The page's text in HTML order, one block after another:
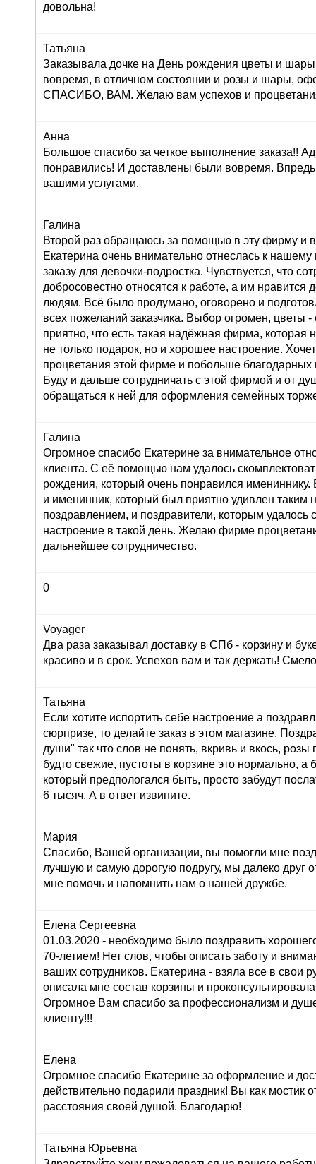
довольна!
Татьяна
Заказывала дочке на День рождения цветы и
вовремя, в отличном состоянии и розы и шары,
СПАСИБО, ВАМ. Желаю вам успехов и
Анна
Большое спасибо за четкое выполнение заказа!!
понравились! И доставлены были вовремя. Впредь
вашими услугами.
Галина
Второй раз обращаюсь за помощью в эту фирму и
Екатерина очень внимательно отнеслась к
заказу для девочки-подростка. Чувствуется, что
добросовестно относятся к работе, а им нравится
людям. Всё было продумано, оговорено и
всех пожеланий заказчика. Выбор огромен, цветы
приятно, что есть такая надёжная фирма, которая
не только подарок, но и хорошее настроение.
процветания этой фирме и побольше благодарных
Буду и дальше сотрудничать с этой фирмой и от
обращаться к ней для оформления семейных
Галина
Огромное спасибо Екатерине за внимательное
клиента. С её помощью нам удалось
рождения, который очень понравился имениннику.
и именинник, который был приятно удивлен таким
поздравлением, и поздравители, которым удалось
настроение в такой день. Желаю фирме
дальнейшее сотрудничество.
0
Voyager
Два раза заказывал доставку в СПб - корзину и
красиво и в срок. Успехов вам и так держать!
Татьяна
Если хотите испортить себе настроение а
сюрпризе, то делайте заказ в этом магазине.
души" так что слов не понять, вкривь и вкось, розы
будто свежие, пустоты в корзине это нормально, а
который предпологался быть, просто забудут
6 тысяч. А в ответ извините.
Мария
Спасибо, Вашей организации, вы помогли мне
лучшую и самую дорогую подругу, мы далеко друг
мне помочь и напомнить нам о нашей дружбе.
Елена Сергеевна
01.03.2020 - необходимо было поздравить
70-летием! Нет слов, чтобы описать заботу и
ваших сотрудников. Екатерина - взяла все в свои
описала мне состав корзины и
Огромное Вам спасибо за профессионализм и
клиенту!!!
Елена
Огромное спасибо Екатерине за оформление и
действительно подарили праздник! Вы как мостик
расстояния своей душой. Благодарю!
Татьяна Юрьевна